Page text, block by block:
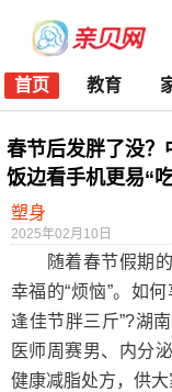
首页 教育
春节后发胖了没？
饭边看手机更易“
塑身
2025年02月10日
随着春节假期的
幸福的“烦恼”。如
逢佳节胖三斤”?湖
医师周赛男、内分
健康减脂处方，供大